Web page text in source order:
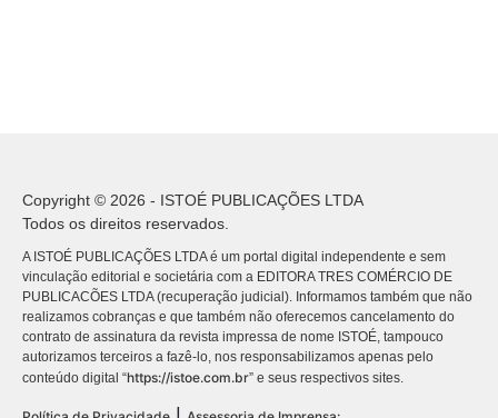
Copyright © 2026 - ISTOÉ PUBLICAÇÕES LTDA
Todos os direitos reservados.
A ISTOÉ PUBLICAÇÕES LTDA é um portal digital independente e sem
vinculação editorial e societária com a EDITORA TRES COMÉRCIO DE
PUBLICACÕES LTDA (recuperação judicial). Informamos também que não
realizamos cobranças e que também não oferecemos cancelamento do
contrato de assinatura da revista impressa de nome ISTOÉ, tampouco
autorizamos terceiros a fazê-lo, nos responsabilizamos apenas pelo
conteúdo digital “https://istoe.com.br” e seus respectivos sites.